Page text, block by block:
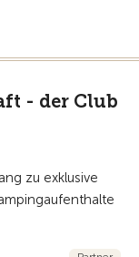
- der Club
zu exklusive